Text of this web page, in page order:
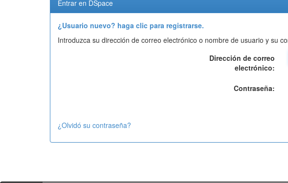
Entrar en DSpace
¿Usuario nuevo? haga clic para registrarse.
Introduzca su dirección de correo electrónico o nombre de usuario y su
Dirección de correo
electrónico:
Contraseña:
¿Olvidó su contraseña?